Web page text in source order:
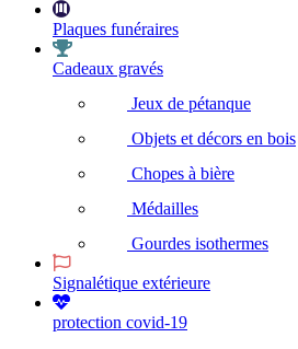
Plaques funéraires
Cadeaux gravés
Jeux de pétanque
Objets et décors en bois
Chopes à bière
Médailles
Gourdes isothermes
Signalétique extérieure
protection covid-19